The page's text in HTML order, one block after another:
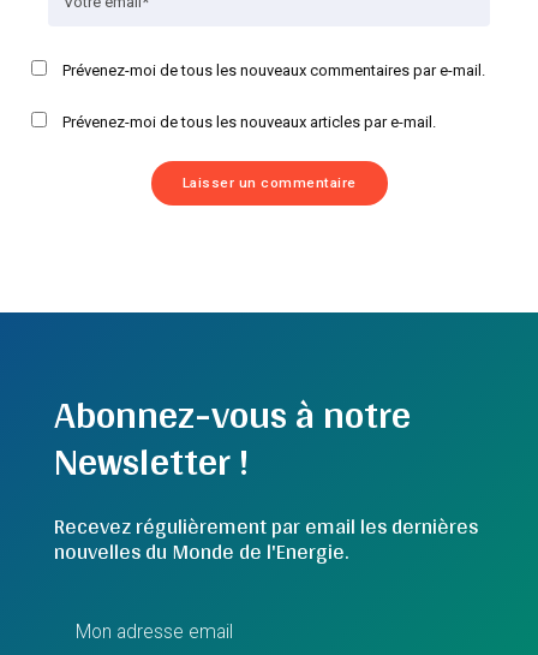
Prévenez-moi de tous les nouveaux commentaires par e-mail.
Prévenez-moi de tous les nouveaux articles par e-mail.
Abonnez-vous à notre
Newsletter !
Recevez régulièrement par email les dernières
nouvelles du Monde de l'Energie.